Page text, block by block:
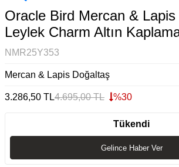
Oracle Bird Mercan &
Leylek Charm Altın
NMR25Y353
Mercan & Lapis Doğaltaş
3.286,50 TL4.695,00TL %30
Tükendi
Gelince Haber Ver